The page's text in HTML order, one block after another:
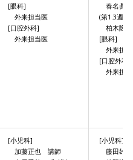
[眼科]
外来担当医
[口腔外科]
外来担当医
春名眞
(第1.3週)
柏木隆
[眼科]
外来担
[口腔外科]
外来担
[小児科]
加藤正也 講師
[小児科]
藤田雄